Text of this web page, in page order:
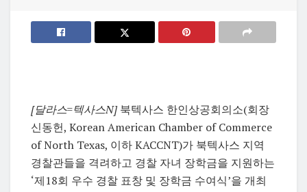
[달라스=텍사스N]북텍사스 한인상공회의소(회장
신동헌, Korean American Chamber of Commerce
of North Texas, 이하KACCNT)가 북텍사스 지역
경찰관들을 격려하고 경찰 자녀 장학금을 지원하는
‘제18회 우수 경찰 표창 및 장학금 수여식’을 개최